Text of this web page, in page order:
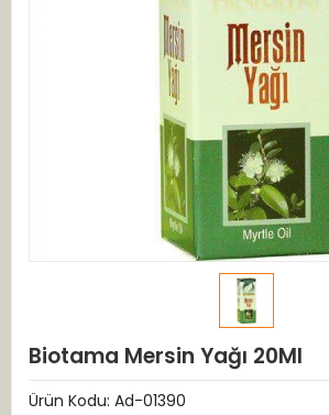
Biotama Mersin Yağı 20Ml
Ürün Kodu: Ad-01390